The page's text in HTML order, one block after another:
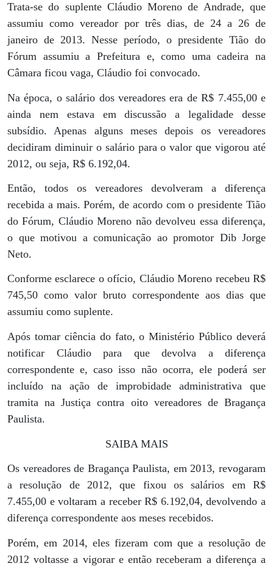
Trata-se do suplente Cláudio Moreno de Andrade, que
assumiu como vereador por três dias, de 24 a 26 de
janeiro de 2013. Nesse período, o presidente Tião do
Fórum assumiu a Prefeitura e, como uma cadeira na
Câmara ficou vaga, Cláudio foi convocado.
Na época, o salário dos vereadores era de R$ 7.455,00 e
ainda nem estava em discussão a legalidade desse
subsídio. Apenas alguns meses depois os vereadores
decidiram diminuir o salário para o valor que vigorou até
2012, ou seja, R$ 6.192,04.
Então, todos os vereadores devolveram a diferença
recebida a mais. Porém, de acordo com o presidente Tião
do Fórum, Cláudio Moreno não devolveu essa diferença,
o que motivou a comunicação ao promotor Dib Jorge
Neto.
Conforme esclarece o ofício, Cláudio Moreno recebeu R$
745,50 como valor bruto correspondente aos dias que
assumiu como suplente.
Após tomar ciência do fato, o Ministério Público deverá
notificar Cláudio para que devolva a diferença
correspondente e, caso isso não ocorra, ele poderá ser
incluído na ação de improbidade administrativa que
tramita na Justiça contra oito vereadores de Bragança
Paulista.
SAIBA MAIS
Os vereadores de Bragança Paulista, em 2013, revogaram
a resolução de 2012, que fixou os salários em R$
7.455,00 e voltaram a receber R$ 6.192,04, devolvendo a
diferença correspondente aos meses recebidos.
Porém, em 2014, eles fizeram com que a resolução de
2012 voltasse a vigorar e então receberam a diferença a